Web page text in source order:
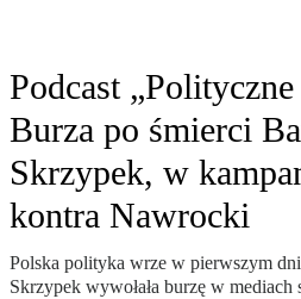
Podcast
Burza po śmierci
Skrzypek, w
kontra Nawrocki
Polska polityka wrze w pierwszym
Skrzypek wywołała burzę w mediach